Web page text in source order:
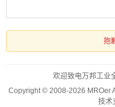
抱
欢迎致电万邦工业
Copyright © 2008-2026 MROer
技术